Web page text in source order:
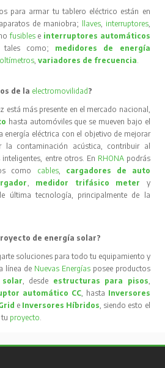
para armar tu tablero eléctrico están en
de maniobra; llaves, interruptores,
fusibles e interruptores automáticos
tales como; medidores de energía
,variadores de frecuencia
de la electromovilidad?
está más presente en el mercado nacional,
hasta automóviles que se mueven bajo el
energía eléctrica con el objetivo de mejorar
la contaminación acústica, contribuir al
entre otros. En RHONA podrás
como cables, cargadores de auto
medidor trifásico meter
y
última tecnología, principalmente de la
de energía solar?
soluciones para todo tu equipamiento y
línea de Nuevas Energíasposee productos
solar , desde estructuras para pisos
automático CC, hasta Inversores
e Inversores Híbridos , siendo esto el
proyecto